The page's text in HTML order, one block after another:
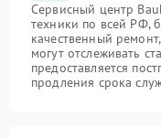
Сервисный центр
техники по всей РФ,
качественный
могут отслеживать
предоставляется
продления срока